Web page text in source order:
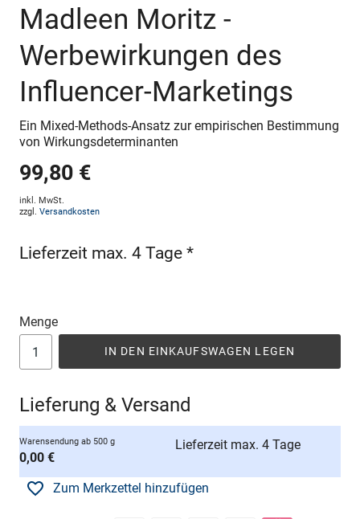
Madleen Moritz -
Werbewirkungen des
Influencer-Marketings
Ein Mixed-Methods-Ansatz zur empirischen Bestimmung
von Wirkungsdeterminanten
99,80 €
inkl. MwSt.
zzgl. Versandkosten
Lieferzeit max. 4 Tage *
Menge
IN DEN EINKAUFSWAGEN LEGEN
Lieferung & Versand
Warensendung ab 500 g
0,00 €
Lieferzeit max. 4 Tage
Zum Merkzettel hinzufügen